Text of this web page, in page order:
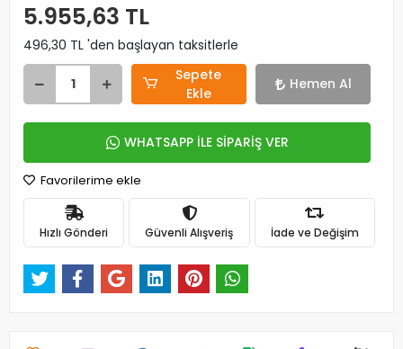
5.955,63 TL
496,30 TL 'den başlayan taksitlerle
Sepete
Ekle
Hemen Al
WHATSAPP İLE SİPARİŞ VER
Favorilerime ekle
Hızlı Gönderi Güvenli Alışveriş İade ve Değişim